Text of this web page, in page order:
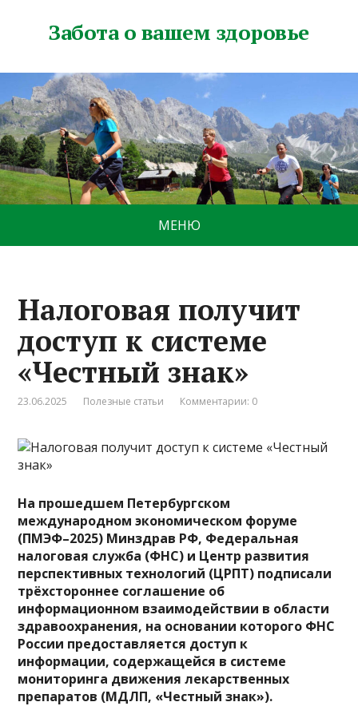
Забота о вашем здоровье
МЕНЮ
Налоговая получит
доступ к системе
«Честный знак»
23.06.2025 Полезные статьи Комментарии: 0
На прошедшем Петербургском
международном экономическом форуме
(ПМЭФ–2025) Минздрав РФ, Федеральная
налоговая служба (ФНС) и Центр развития
перспективных технологий (ЦРПТ) подписали
трёхстороннее соглашение об
информационном взаимодействии в области
здравоохранения, на основании которого ФНС
России предоставляется доступ к
информации, содержащейся в системе
мониторинга движения лекарственных
препаратов (МДЛП, «Честный знак»).